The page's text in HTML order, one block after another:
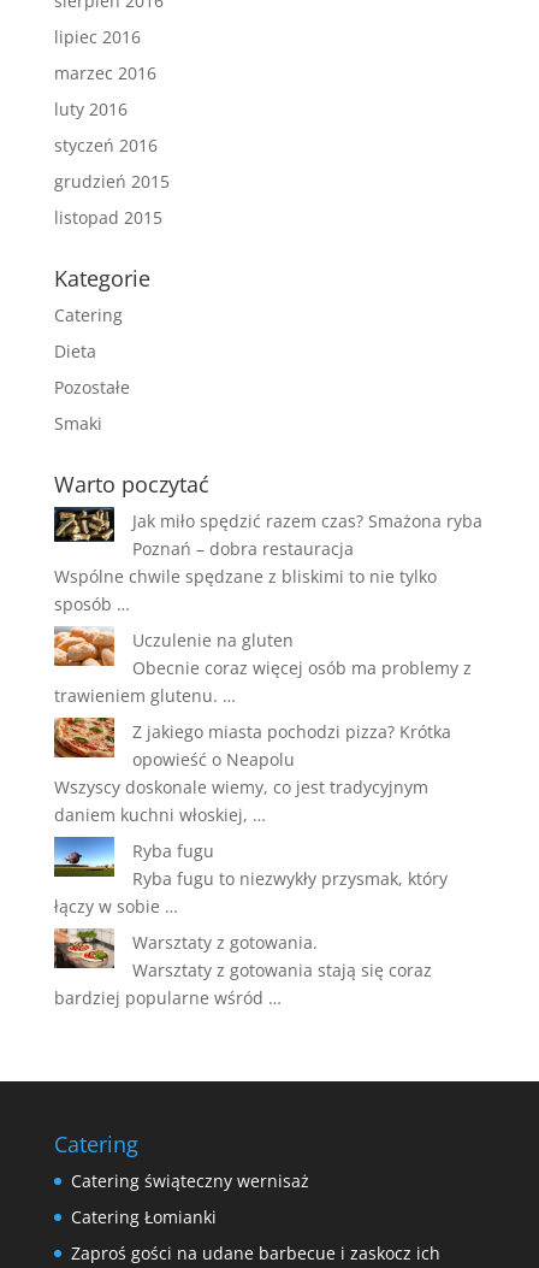
lipiec 2016
marzec 2016
luty 2016
styczeń 2016
grudzień 2015
listopad 2015
Kategorie
Catering
Dieta
Pozostałe
Smaki
Warto poczytać
Jak miło spędzić razem czas? Smażona ryba
Poznań – dobra restauracja
Wspólne chwile spędzane z bliskimi to nie tylko
sposób …
Uczulenie na gluten
Obecnie coraz więcej osób ma problemy z
trawieniem glutenu. …
Z jakiego miasta pochodzi pizza? Krótka
opowieść o Neapolu
Wszyscy doskonale wiemy, co jest tradycyjnym
daniem kuchni włoskiej, …
Ryba fugu
Ryba fugu to niezwykły przysmak, który
łączy w sobie …
Warsztaty z gotowania.
Warsztaty z gotowania stają się coraz
bardziej popularne wśród …
Catering
Catering świąteczny wernisaż
Catering Łomianki
Zaproś gości na udane barbecue i zaskocz ich